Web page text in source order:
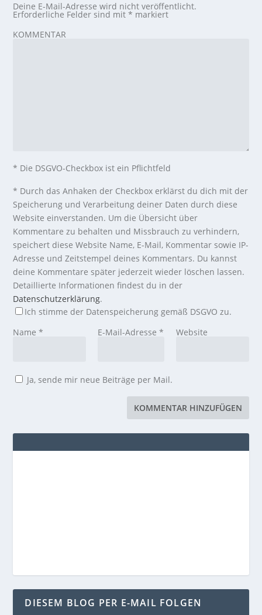
Deine E-Mail-Adresse wird nicht veröffentlicht.
Erforderliche Felder sind mit* markiert
KOMMENTAR
* Die DSGVO-Checkbox ist ein Pflichtfeld
* Durch das Anhaken der Checkbox erklärst du dich mit der
Speicherung und Verarbeitung deiner Daten durch diese
Website einverstanden. Um die Übersicht über
Kommentare zu behalten und Missbrauch zu verhindern,
speichert diese Website Name, E-Mail, Kommentar sowie IP-
Adresse und Zeitstempel deines Kommentars. Du kannst
deine Kommentare später jederzeit wieder löschen lassen.
Detaillierte Informationen findest du in der
Datenschutzerklärung.
Ich stimme der Datenspeicherung gemäß DSGVO zu.
Name* E-Mail-Adresse * Website
Ja, sende mir neue Beiträge per Mail.
DIESEM BLOG PER E-MAIL FOLGEN